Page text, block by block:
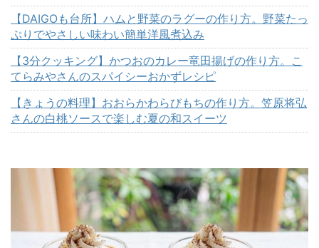
【DAIGOも台所】ハムと野菜のラグーの作り方。野菜たっ
ぷりでやさしい味わい簡単洋風煮込み
【3分クッキング】かつおのカレー竜田揚げの作り方。こ
てらみやさんのスパイシーおかずレシピ
【きょうの料理】おおらかわらびもちの作り方。笠原将弘
さんの白桃ソースで楽しむ夏の和スイーツ